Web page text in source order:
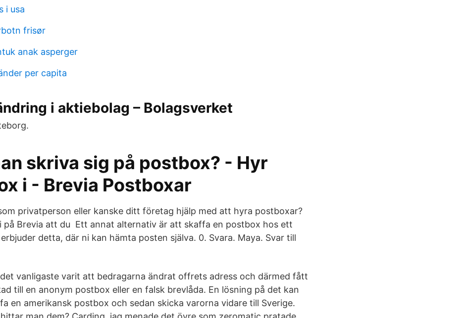
i usa
frisør
anak asperger
per capita
i aktiebolag – Bolagsverket
skriva sig på postbox? - Hyr
i - Brevia Postboxar
privatperson eller kanske ditt företag hjälp med att hyra postboxar?
på Brevia att du Ett annat alternativ är att skaffa en postbox hos ett
detta, där ni kan hämta posten själva. 0. Svara. Maya. Svar till
vanligaste varit att bedragarna ändrat offrets adress och därmed fått
till en anonym postbox eller en falsk brevlåda. En lösning på det kan
en amerikansk postbox och sedan skicka varorna vidare till Sverige.